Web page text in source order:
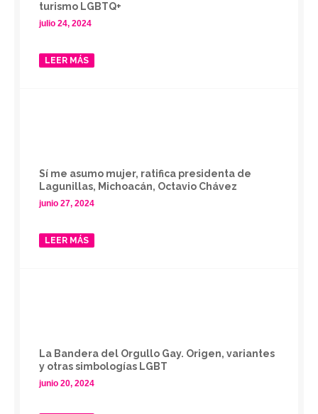
turismo LGBTQ+
julio 24, 2024
LEER MÁS
Sí me asumo mujer, ratifica presidenta de
Lagunillas, Michoacán, Octavio Chávez
junio 27, 2024
LEER MÁS
La Bandera del Orgullo Gay. Origen, variantes
y otras simbologías LGBT
junio 20, 2024